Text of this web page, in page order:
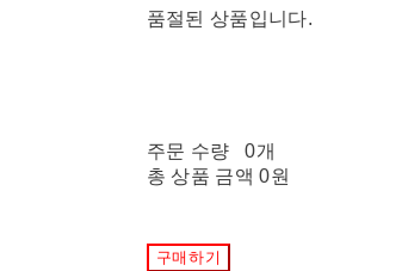
품절된 상품입니다.
주문 수량
0개
총 상품 금액 0원
구매하기